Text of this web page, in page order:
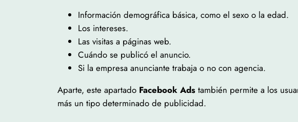
Información demográfica básica, como el sexo o la edad.
Los intereses.
Las visitas a páginas web.
Cuándo se publicó el anuncio.
Si la empresa anunciante trabaja o no con agencia.
Aparte, este apartado Facebook Ads también permite a los
más un tipo determinado de publicidad.